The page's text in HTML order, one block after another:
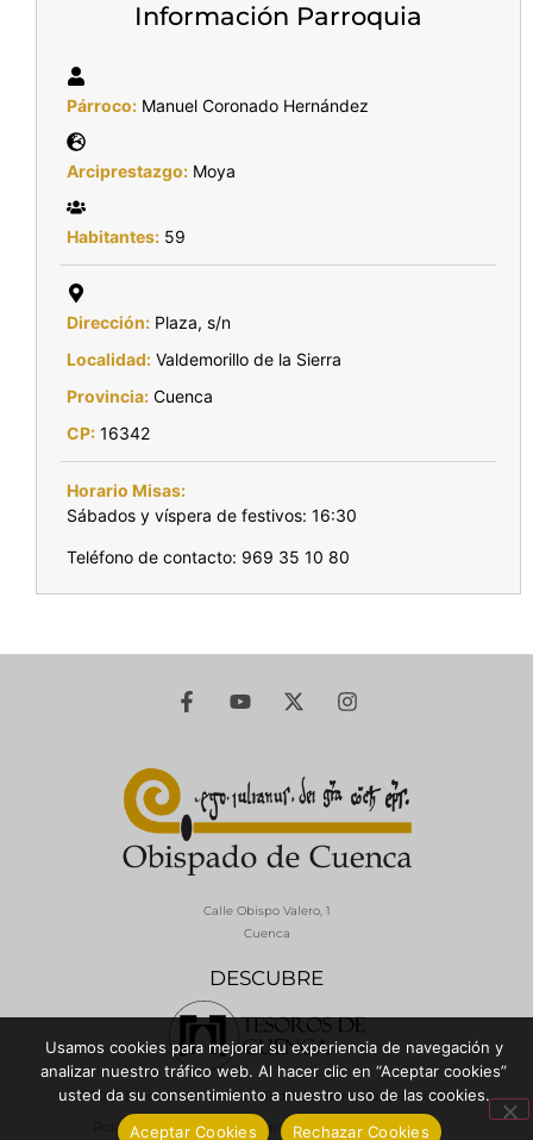
Información Parroquia
Párroco: Manuel Coronado Hernández
Arciprestazgo: Moya
Habitantes: 59
Dirección: Plaza, s/n
Localidad: Valdemorillo de la Sierra
Provincia: Cuenca
CP: 16342
Horario Misas:
Sábados y víspera de festivos: 16:30
Teléfono de contacto: 969 35 10 80
DESCUBRE
Calle Obispo Valero, 1
Cuenca
© 2026 Diócesis de Cuenca - Todos los derechos reservados
Política de Privacidad / Aviso LegalPolítica de Cookies
Usamos cookies para mejorar su experiencia de navegación y
analizar nuestro tráfico web. Al hacer clic en “Aceptar cookies”
usted da su consentimiento a nuestro uso de las cookies.
Aceptar Cookies
Rechazar Cookies